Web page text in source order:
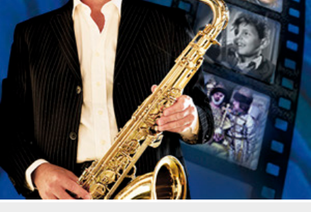
Вокалистка специализируется на исполнении
старинной итальянской, испанской, французской,
английской, кельтской и немецкой музыки.
Участвовала в сольных программах «Старинная
музыка Энрико Радеска» в Московской
консерватории, Viva Vivaldi! в московском Римско-
католическом кафедральном соборе. С 2010 года
сотрудничает с молодежным хором Союза
композиторов «Преображение», с 2018 года – с
Камерным оркестром Игоря Лермана. Ведет
активную концертную деятельность, исполняя не
только классический репертуар, но и старинные
сефардские песни на ладино (иудео-испанском